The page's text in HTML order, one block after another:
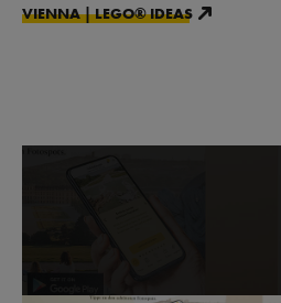
VIENNA | LEGO® IDEAS